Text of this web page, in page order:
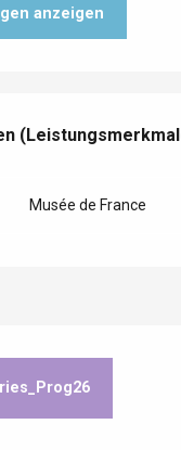
anzeigen
Musée de France